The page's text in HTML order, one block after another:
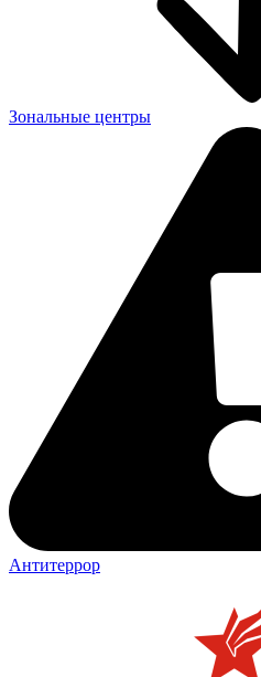
Зональные центры
Антитеррор